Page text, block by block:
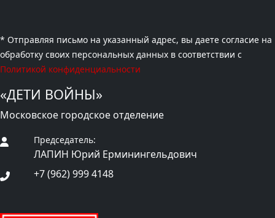
* Отправляя письмо на указанный адрес, вы даете согласие на
обработку своих персональных данных в соответствии с
Политикой конфиденциальности
«ДЕТИ ВОЙНЫ»
Московское городское отделение
Председатель:
ЛАПИН Юрий Ерминингельдович
+7 (962) 999 4148